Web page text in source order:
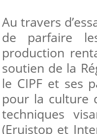
Au travers
de parfaire
production
soutien de la
le CIPF et ses
pour la culture
techniques
(Eruistop et